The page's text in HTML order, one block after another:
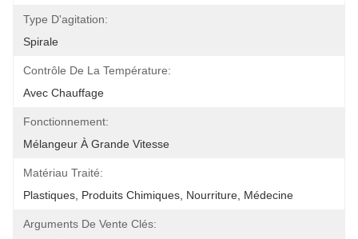
Type D'agitation:
Spirale
Contrôle De La Température:
Avec Chauffage
Fonctionnement:
Mélangeur À Grande Vitesse
Matériau Traité:
Plastiques, Produits Chimiques, Nourriture, Médecine
Arguments De Vente Clés: